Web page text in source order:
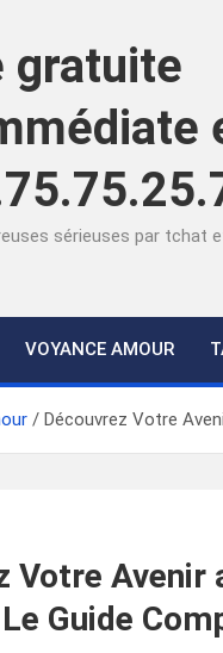
gratuite
sérieuses par tchat
VOYANCE AMOUR
Découvrez Votre
Votre
Guide